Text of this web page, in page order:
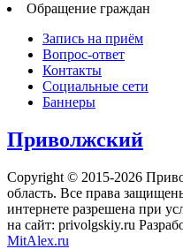
Обращение граждан
Запись на приём
Вопрос-ответ
Контакты
Социальные сети
Баннеры
Приволжский
Copyright © 2015-2026
область. Все права
интернете разрешена при
на сайт: privolgskiy.ru
MitAlex.ru